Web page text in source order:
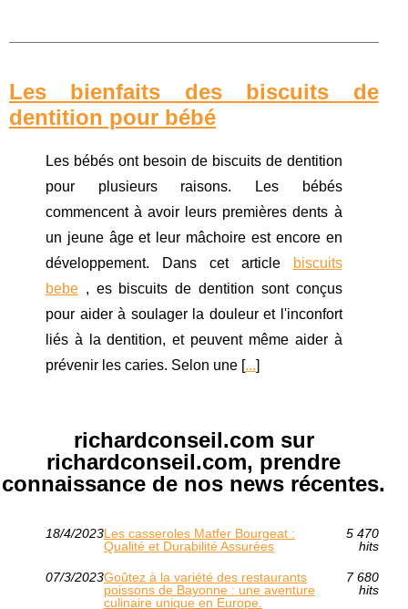
Les bienfaits des biscuits de
dentition pour bébé
Les bébés ont besoin de biscuits de dentition
pour plusieurs raisons. Les bébés
commencent à avoir leurs premières dents à
un jeune âge et leur mâchoire est encore en
développement. Dans cet article
biscuits
bebe , es biscuits de dentition sont conçus
pour aider à soulager la douleur et l'inconfort
liés à la dentition, et peuvent même aider à
prévenir les caries. Selon une [...]
richardconseil.com sur
richardconseil.com, prendre
connaissance de nos news récentes.
18/4/2023Les casseroles Matfer Bourgeat :
Qualité et Durabilité Assurées
5 470
hits
07/3/2023Goûtez à la variété des restaurants
poissons de Bayonne : une aventure
culinaire unique en Europe.
7 680
hits